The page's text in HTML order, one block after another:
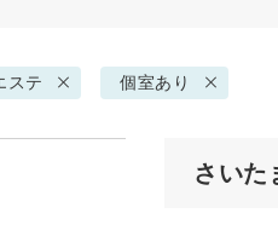
ステ 個室あり
さいた